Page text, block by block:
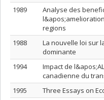
1989
Analyse des
regions
1988
La nouvelle loi sur
dominante
1994
Impact de
canadienne du
1995
Three Essays on